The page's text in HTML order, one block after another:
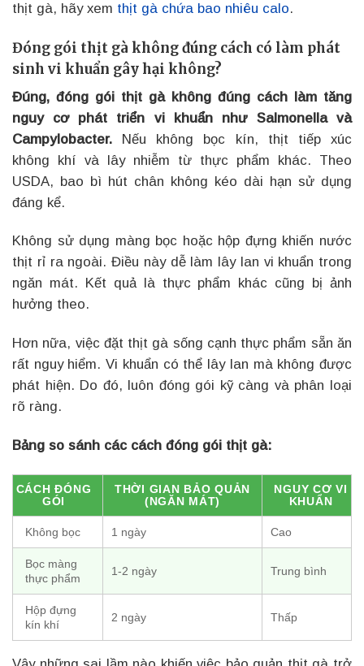
thịt gà, hãy xem thịt gà chứa bao nhiêu calo.
Đóng gói thịt gà không đúng cách có làm phát
sinh vi khuẩn gây hại không?
Đúng, đóng gói thịt gà không đúng cách làm tăng
nguy cơ phát triển vi khuẩn như Salmonella và
Campylobacter. Nếu không bọc kín, thịt tiếp xúc
không khí và lây nhiễm từ thực phẩm khác. Theo
USDA, bao bì hút chân không kéo dài hạn sử dụng
đáng kể.
Không sử dụng màng bọc hoặc hộp đựng khiến nước
thịt rỉ ra ngoài. Điều này dễ làm lây lan vi khuẩn trong
ngăn mát. Kết quả là thực phẩm khác cũng bị ảnh
hưởng theo.
Hơn nữa, việc đặt thịt gà sống cạnh thực phẩm sẵn ăn
rất nguy hiểm. Vi khuẩn có thể lây lan mà không được
phát hiện. Do đó, luôn đóng gói kỹ càng và phân loại
rõ ràng.
Bảng so sánh các cách đóng gói thịt gà:
CÁCH ĐÓNG
GÓI
THỜI GIAN BẢO QUẢN
(NGĂN MÁT)
NGUY CƠ VI
KHUẨN
Không bọc 1 ngày Cao
Bọc màng
thực phẩm
1-2 ngày Trung bình
Hộp đựng
kín khí
2 ngày Thấp